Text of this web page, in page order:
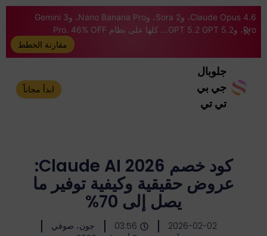
Claude Opus 4.6، وSora 2، وNano Banana Pro، وGemini 3
Pro، وGPT 5.2 GPT 5.2... كلها على نظام Pro. 46% OFF
مقارنة الخطط
جلوبال
جي بي
تي تي
ابدأ مجاناً
كود خصم Claude AI 2026:
عروض حقيقية وكيفية توفير ما
يصل إلى 70%
2026-02-02
03:56
جون، صوفي